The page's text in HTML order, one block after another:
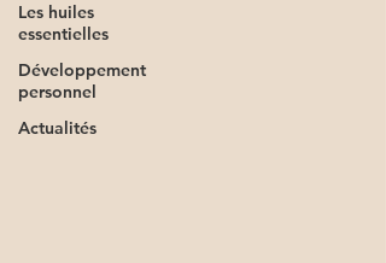
Les huiles
essentielles
Développement
personnel
Actualités